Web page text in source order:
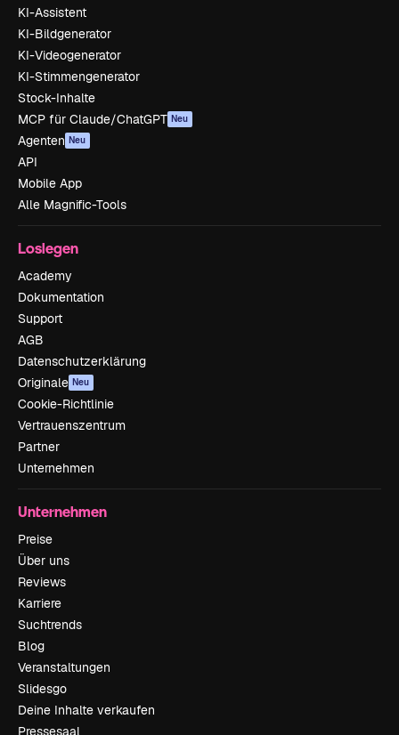
KI-Assistent
KI-Bildgenerator
KI-Videogenerator
KI-Stimmengenerator
Stock-Inhalte
MCP für Claude/ChatGPT Neu
Agenten Neu
API
Mobile App
Alle Magnific-Tools
Loslegen
Academy
Dokumentation
Support
AGB
Datenschutzerklärung
Originale Neu
Cookie-Richtlinie
Vertrauenszentrum
Partner
Unternehmen
Unternehmen
Preise
Über uns
Reviews
Karriere
Suchtrends
Blog
Veranstaltungen
Slidesgo
Deine Inhalte verkaufen
Pressesaal